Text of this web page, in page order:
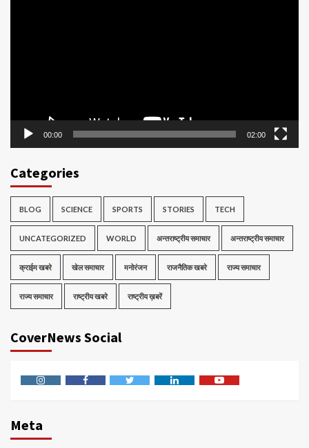
00:00 02:00
Categories
BLOG SCIENCE SPORTS STORIES TECH
UNCATEGORIZED WORLD अन्तराष्ट्रीय समाचार अन्तराष्ट्रीय समाचार
क्राईम खबरे खेल समाचार मनोरंजन राजनैतिक खबरे राज्य समाचार
राज्य समाचार राष्ट्रीय खबरे राष्ट्रीय ख़बरें
CoverNews Social
Meta